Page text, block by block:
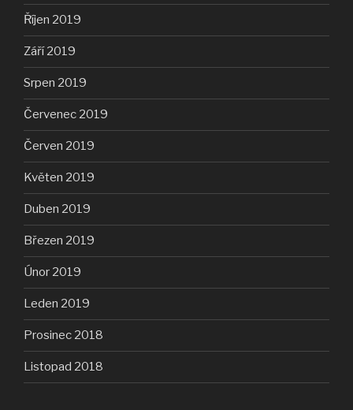
Říjen 2019
Září 2019
Srpen 2019
Červenec 2019
Červen 2019
Květen 2019
Duben 2019
Březen 2019
Únor 2019
Leden 2019
Prosinec 2018
Listopad 2018